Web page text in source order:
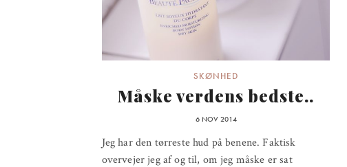
SKØNHED
Måske verdens bedste..
6 NOV 2014
Jeg har den tørreste hud på benene. Faktisk
overvejer jeg af og til, om jeg måske er sat